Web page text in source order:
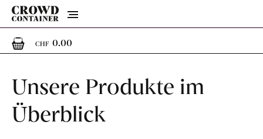
Menu
CHF 0.000 Artikel im Warenkorb
Unsere Produkte im
Überblick